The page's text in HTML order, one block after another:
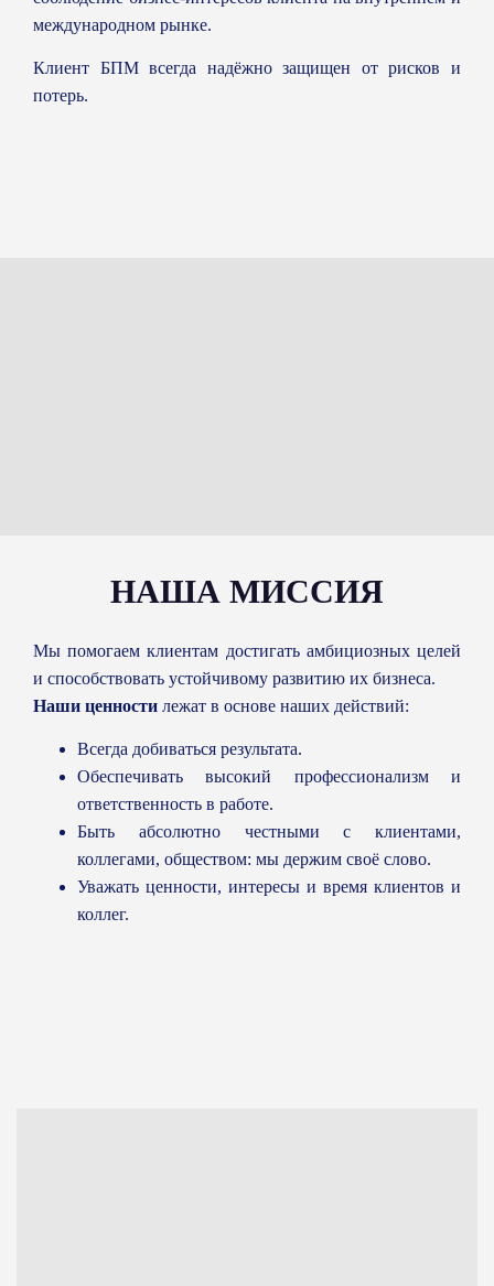
международном рынке.
Клиент БПМ всегда надёжно защищен от рисков и
потерь.
НАША МИССИЯ
Мы помогаем клиентам достигать амбициозных целей
и способствовать устойчивому развитию их бизнеса.
Наши ценности лежат в основе наших действий:
Всегда добиваться результата.
Обеспечивать высокий профессионализм и
ответственность в работе.
Быть абсолютно честными с клиентами,
коллегами, обществом: мы держим своё слово.
Уважать ценности, интересы и время клиентов и
коллег.